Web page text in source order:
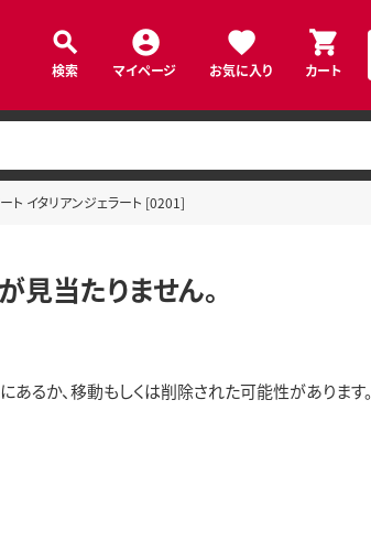
検索 マイページ お気に入り カート
イタリアンジェラート [0201]
見当たりません。
るか、移動もしくは削除された可能性があります。